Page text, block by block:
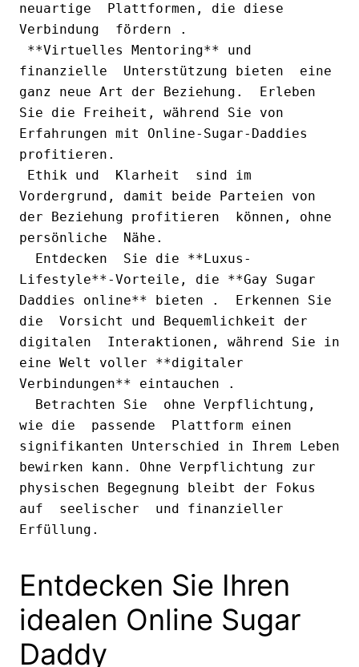
neuartige  Plattformen, die diese
Verbindung  fördern .
finanzielle  Unterstützung bieten  eine
ganz neue Art der Beziehung.  Erleben
Sie die Freiheit, während Sie von
Erfahrungen mit Online-Sugar-Daddies
profitieren.
Vordergrund, damit beide Parteien von
der Beziehung profitieren  können, ohne
persönliche  Nähe.
Lifestyle**-Vorteile, die **Gay Sugar
Daddies online** bieten .  Erkennen Sie
die  Vorsicht und Bequemlichkeit der
digitalen  Interaktionen, während Sie in
eine Welt voller **digitaler
Verbindungen** eintauchen .
wie die  passende  Plattform einen
signifikanten Unterschied in Ihrem Leben
bewirken kann. Ohne Verpflichtung zur
physischen Begegnung bleibt der Fokus
auf  seelischer  und finanzieller
Erfüllung.
Entdecken Sie Ihren
idealen Online Sugar
Daddy